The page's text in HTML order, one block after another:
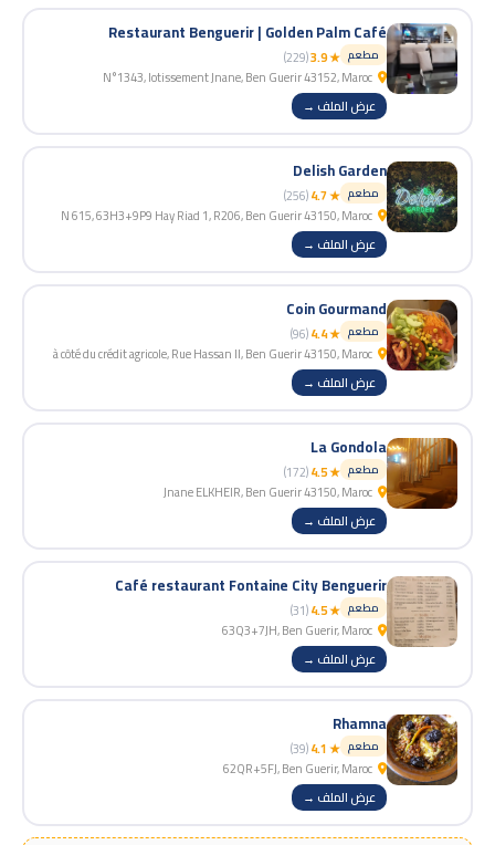
Restaurant Benguerir | Golden Palm Café
مطعم ★ 3.9
(229)
عرض الملف →
Delish Garden
مطعم ★ 4.7
(256)
عرض الملف →
Coin Gourmand
مطعم ★ 4.4
(96)
عرض الملف →
La Gondola
مطعم ★ 4.5
(172)
عرض الملف →
Café restaurant Fontaine City Benguerir
مطعم ★ 4.5
(31)
عرض الملف →
Rhamna
مطعم ★ 4.1
(39)
عرض الملف →